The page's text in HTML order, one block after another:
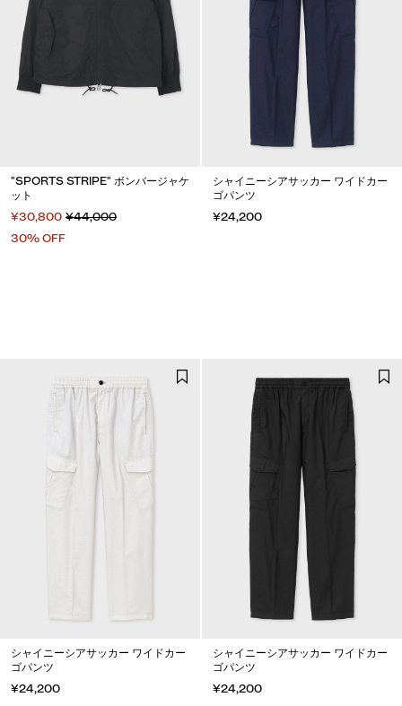
"SPORTS STRIPE" ボンバージャケ
ット
¥30,800 ¥44,000
30% OFF
シャイニーシアサッカー ワイドカー
ゴパンツ
¥24,200
シャイニーシアサッカー ワイドカー
ゴパンツ
¥24,200
シャイニーシアサッカー ワイドカー
ゴパンツ
¥24,200